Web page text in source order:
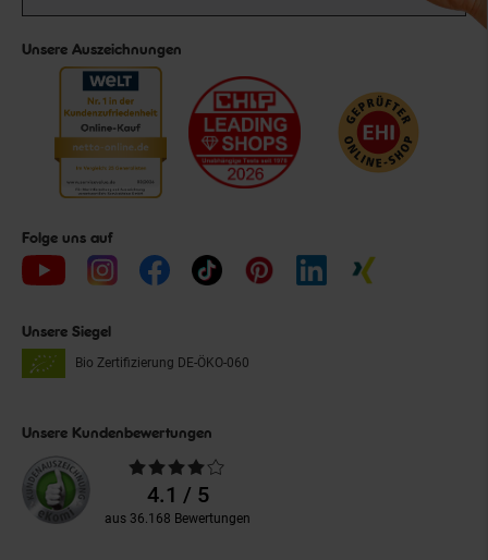
Unsere Auszeichnungen
Folge uns auf
Unsere Siegel
Bio Zertifizierung DE-ÖKO-060
Unsere Kundenbewertungen
Durchschnittliche
Bewertungen4.1 / 5
aus 36.168 Bewertungen